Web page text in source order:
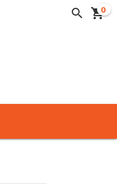
0

